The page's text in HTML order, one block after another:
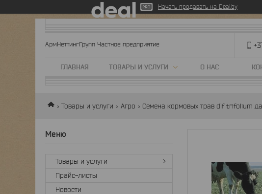
Начать продавать на Deal.by
АрмНеттингГрупп Частное предприятие
ГЛАВНАЯ ТОВАРЫ И УСЛУГИ О НАС
Товары и услуги Агро Семена кормовых трав dlf trifolium
Товары и услуги
Прайс-листы
Новости